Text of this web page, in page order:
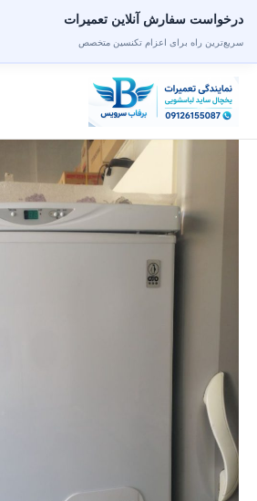
محتوا
درخواست سفارش آنلاین تعمیرات
سریع‌ترین راه برای اعزام تکنسین متخصص